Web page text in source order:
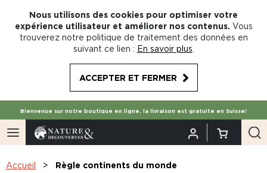
Nous utilisons des cookies pour optimiser votre
expérience utilisateur et améliorer nos contenus. Vous
trouverez notre politique de traitement des données en
suivant ce lien : En savoir plus
ACCEPTER ET FERMER
Bienvenue sur notre boutique en ligne, la livraison est gratuite en Suisse!
Accueil Règle continents du monde